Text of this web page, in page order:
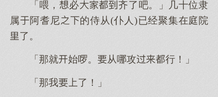
「喂，必齐了吧。」几十位隶
属阿耆尼的侍从(仆人)已经聚集在庭院
了。
「那就始啰。从哪攻行！」
「那我了！」